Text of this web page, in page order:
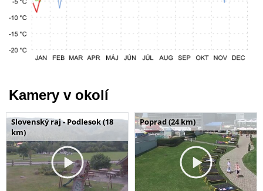
Kamery v okolí
Slovenský raj - Podlesok (18
km)
Poprad (24 km)